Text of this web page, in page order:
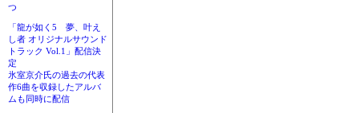
つ
「龍が如く5 夢、叶え
し者 オリジナルサウンド
トラック Vol.1」配信決
定
氷室京介氏の過去の代表
作6曲を収録したアルバ
ムも同時に配信